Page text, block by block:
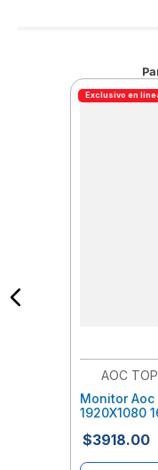
Exclusivo en
AOC
Monitor
1920X1080
$3918.00